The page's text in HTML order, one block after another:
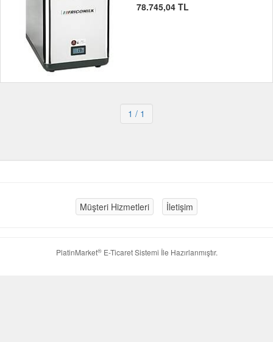
78.745,04 TL
1 / 1
Müşteri Hizmetleri İletişim
PlatinMarket®E-Ticaret Sistemi İle Hazırlanmıştır.